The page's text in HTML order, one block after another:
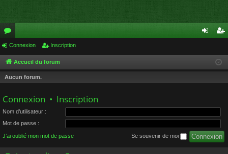
or
u
m
cri
Connexion Inscription
Accueil du forum
Aucun forum.
Connexion • Inscription
Nom d’utilisateur :
Mot de passe :
J’ai oublié mon mot de passe Se souvenir de moi